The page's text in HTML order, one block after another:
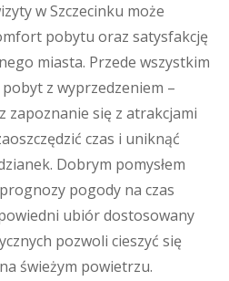
w Szczecinku może
pobytu oraz satysfakcję
miasta. Przede wszystkim
z wyprzedzeniem –
zapoznanie się z atrakcjami
czas i uniknąć
Dobrym pomysłem
pogody na czas
ubiór dostosowany
pozwoli cieszyć się
świeżym powietrzu.